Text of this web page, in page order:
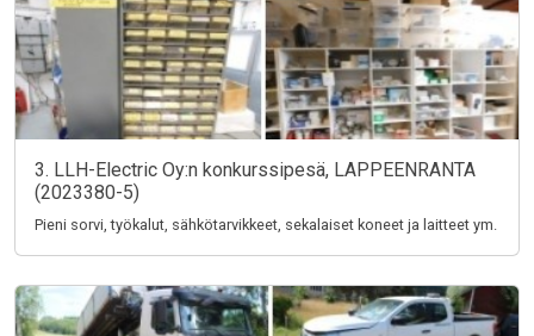
3. LLH-Electric Oy:n konkurssipesä, LAPPEENRANTA
(2023380-5)
Pieni sorvi, työkalut, sähkötarvikkeet, sekalaiset koneet ja laitteet ym.